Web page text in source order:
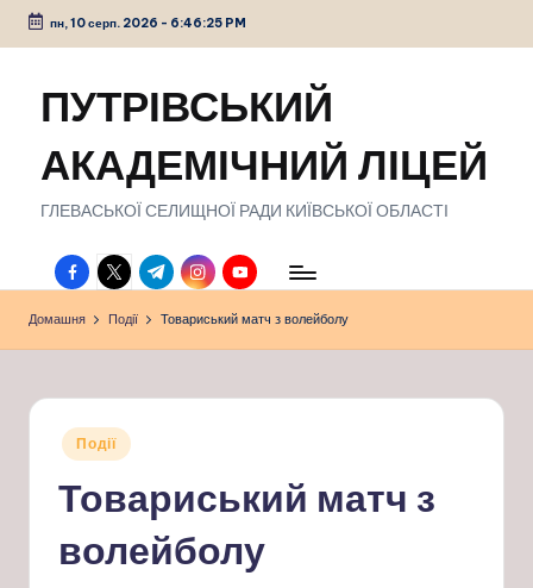
Перейти
пн, 10 серп. 2026 - 6:46:26 PM
ПУТРІВСЬКИЙ
АКАДЕМІЧНИЙ ЛІЦЕЙ
ГЛЕВАСЬКОЇ СЕЛИЩНОЇ РАДИ КИЇВСЬКОЇ ОБЛАСТІ
facebook.com
twitter.com
t.me instagram.com
youtube.com
Домашня Події Товариський матч з волейболу
Опубліковано
Події
Товариський матч з
волейболу